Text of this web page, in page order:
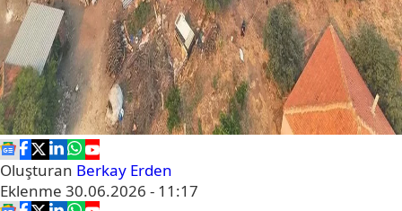
Oluşturan Berkay Erden
Eklenme 30.06.2026 - 11:17